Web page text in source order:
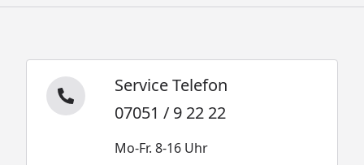
Service Telefon
07051 / 9 22 22
Mo-Fr. 8-16 Uhr